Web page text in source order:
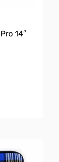
14″